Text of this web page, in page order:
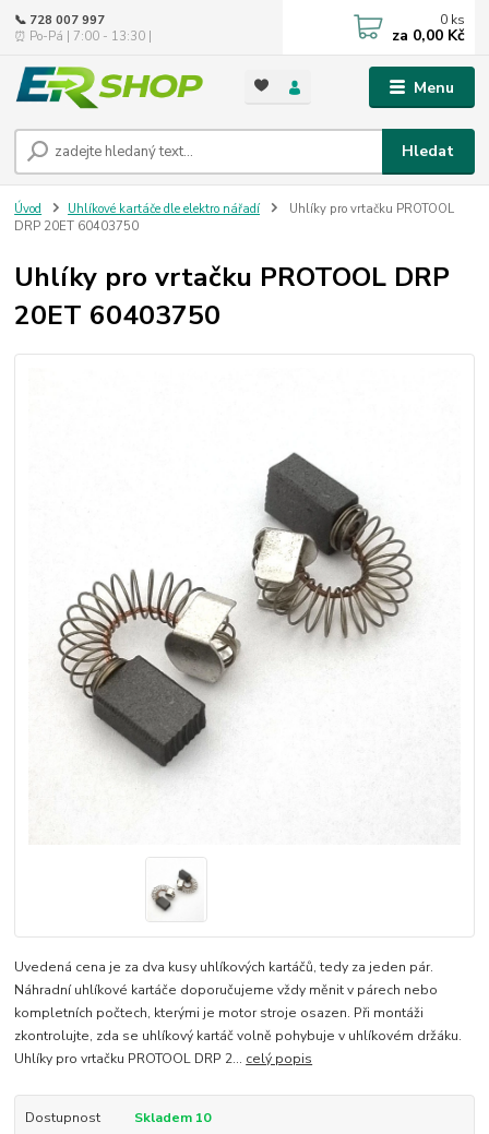
Menu
Hledat
📞 728 007 997
⏰ Po-Pá | 7:00 - 13:30 |
0 ks
za 0,00 Kč
Úvod Uhlíkové kartáče dle elektro nářadí
Uhlíky pro vrtačku PROTOOL
DRP 20ET 60403750
Uhlíky pro vrtačku PROTOOL DRP
20ET 60403750
Uvedená cena je za dva kusy uhlíkových kartáčů, tedy za jeden pár.
Náhradní uhlíkové kartáče doporučujeme vždy měnit v párech nebo
kompletních počtech, kterými je motor stroje osazen. Při montáži
zkontrolujte, zda se uhlíkový kartáč volně pohybuje v uhlíkovém držáku.
Uhlíky pro vrtačku PROTOOL DRP 2... celý popis
Dostupnost Skladem 10